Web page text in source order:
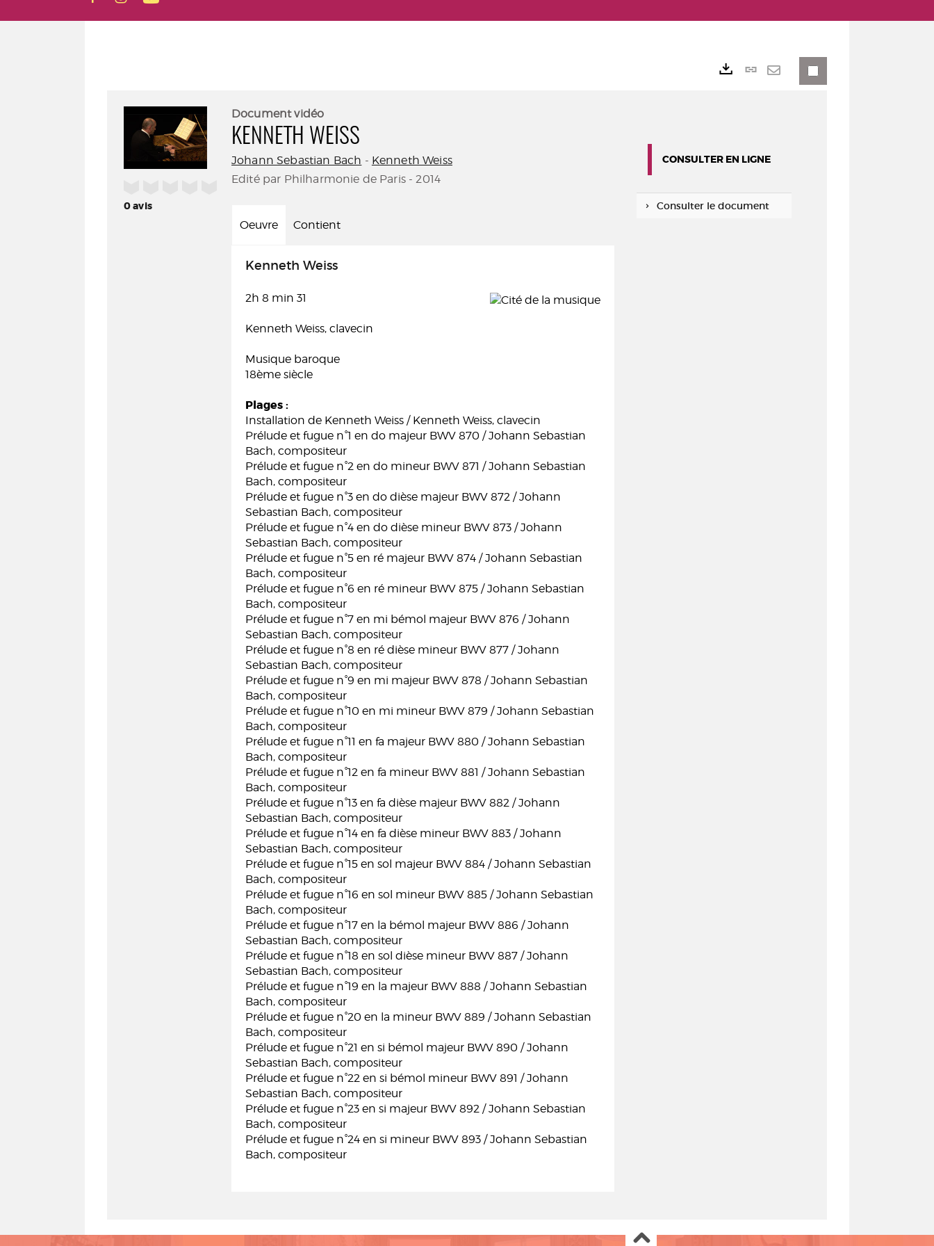
0avis
Document vidéo
KENNETH WEISS
Johann Sebastian Bach - Kenneth Weiss
Edité par Philharmonie de Paris - 2014
Oeuvre Contient
Kenneth Weiss
2h 8 min 31
Kenneth Weiss, clavecin
Musique baroque
18ème siècle
Plages :
Installation de Kenneth Weiss / Kenneth Weiss, clavecin
Prélude et fugue n°1 en do majeur BWV 870 / Johann Sebastian
Bach, compositeur
Prélude et fugue n°2 en do mineur BWV 871 / Johann Sebastian
Bach, compositeur
Prélude et fugue n°3 en do dièse majeur BWV 872 / Johann
Sebastian Bach, compositeur
Prélude et fugue n°4 en do dièse mineur BWV 873 / Johann
Sebastian Bach, compositeur
Prélude et fugue n°5 en ré majeur BWV 874 / Johann Sebastian
Bach, compositeur
Prélude et fugue n°6 en ré mineur BWV 875 / Johann Sebastian
Bach, compositeur
Prélude et fugue n°7 en mi bémol majeur BWV 876 / Johann
Sebastian Bach, compositeur
Prélude et fugue n°8 en ré dièse mineur BWV 877 / Johann
Sebastian Bach, compositeur
Prélude et fugue n°9 en mi majeur BWV 878 / Johann Sebastian
Bach, compositeur
Prélude et fugue n°10 en mi mineur BWV 879 / Johann Sebastian
Bach, compositeur
Prélude et fugue n°11 en fa majeur BWV 880 / Johann Sebastian
Bach, compositeur
Prélude et fugue n°12 en fa mineur BWV 881 / Johann Sebastian
Bach, compositeur
Prélude et fugue n°13 en fa dièse majeur BWV 882 / Johann
Sebastian Bach, compositeur
Prélude et fugue n°14 en fa dièse mineur BWV 883 / Johann
Sebastian Bach, compositeur
Prélude et fugue n°15 en sol majeur BWV 884 / Johann Sebastian
Bach, compositeur
Prélude et fugue n°16 en sol mineur BWV 885 / Johann Sebastian
Bach, compositeur
Prélude et fugue n°17 en la bémol majeur BWV 886 / Johann
Sebastian Bach, compositeur
Prélude et fugue n°18 en sol dièse mineur BWV 887 / Johann
Sebastian Bach, compositeur
Prélude et fugue n°19 en la majeur BWV 888 / Johann Sebastian
Bach, compositeur
Prélude et fugue n°20 en la mineur BWV 889 / Johann Sebastian
Bach, compositeur
Prélude et fugue n°21 en si bémol majeur BWV 890 / Johann
Sebastian Bach, compositeur
Prélude et fugue n°22 en si bémol mineur BWV 891 / Johann
Sebastian Bach, compositeur
Prélude et fugue n°23 en si majeur BWV 892 / Johann Sebastian
Bach, compositeur
Prélude et fugue n°24 en si mineur BWV 893 / Johann Sebastian
Bach, compositeur
Lien
CONSULTER EN LIGNE
Consulter le document